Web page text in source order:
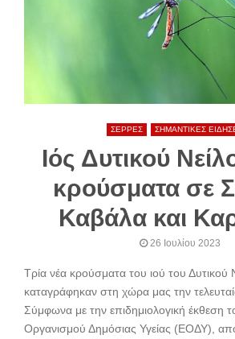
ΣΕΡΡΕΣ ΣΗΜΑΝΤΙΚΕΣ
Ιός Δυτικού
κρούσματα σε
Καβάλα και
26 Ιουλίου 2023
Τρία νέα κρούσματα του ιού του Δυτικού
καταγράφηκαν στη χώρα μας την
Σύμφωνα με την επιδημιολογική έκθεση
Οργανισμού Δημόσιας Υγείας (ΕΟΔΥ),